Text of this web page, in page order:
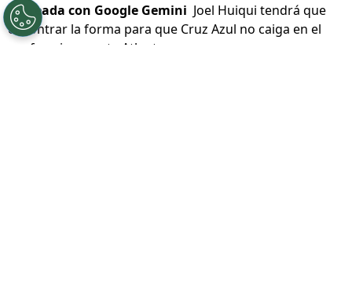
©Creada con Google Gemini Joel Huiqui tendrá que
encontrar la forma para que Cruz Azul no caiga en el
conformismo ante Atlante.